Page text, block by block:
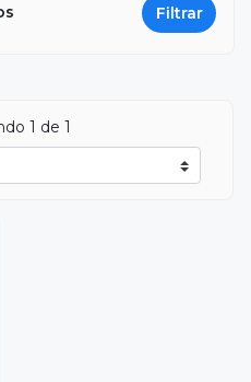
Filtrar
1 de 1